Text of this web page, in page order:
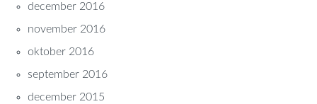
december 2016
november 2016
oktober 2016
september 2016
december 2015